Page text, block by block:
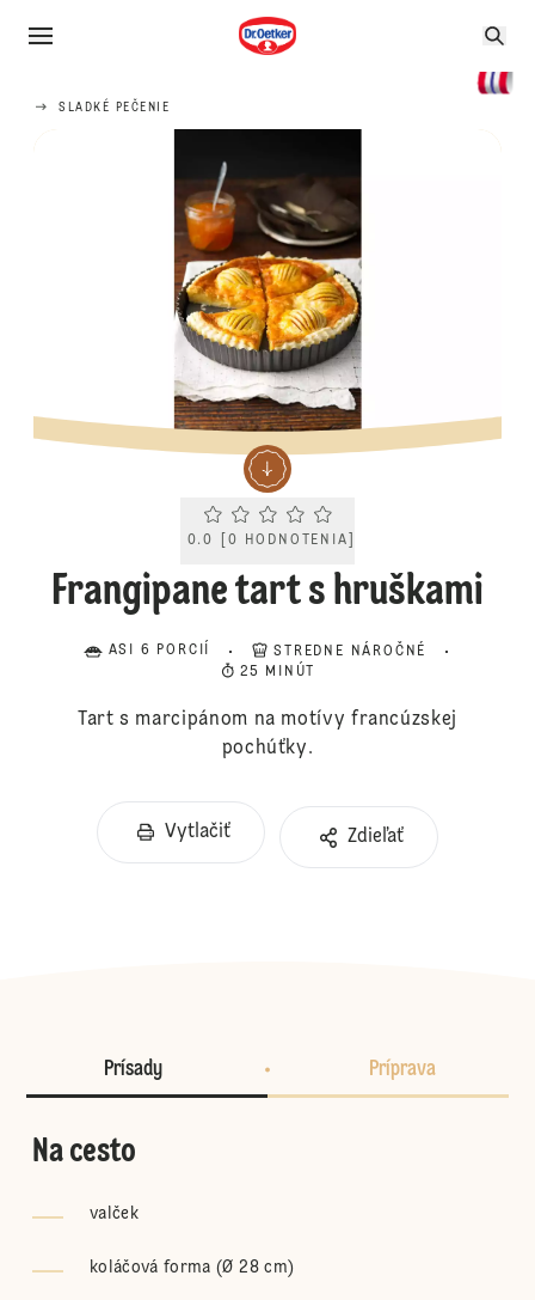
SLADKÉ PEČENIE
Current rating 0.0. Click to rate.
0.0 0 HODNOTENIA
Frangipane tart s hruškami
ASI 6 PORCIÍ
STREDNE NÁROČNÉ
25 MINÚT
Tart s marcipánom na motívy francúzskej
pochúťky.
Vytlačiť Zdieľať
Prísady Príprava
Na cesto
valček
koláčová forma (Ø 28 cm)